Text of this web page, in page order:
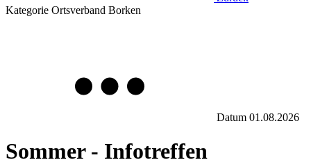
Kategorie Ortsverband Borken
Datum 01.08.2026
Sommer - Infotreffen